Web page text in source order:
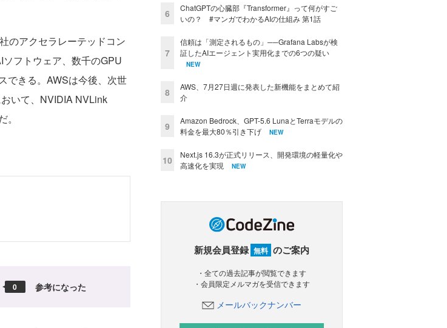
のアクセラレーテッドコン
フトウェア、数千のGPU
できる。AWSは今後、次世
いて、NVIDIA NVLink
0 参考になった
6
ChatGPTの心臓部『Transformer』って何がすご
いの？ #マンガでわかるAIの仕組み 第1話
7
信頼は「測定されるもの」──Grafana Labsが検
証したAIエージェント実用化までの6つの疑い
NEW
8
AWS、7月27日週に発表した新機能をまとめて紹
介
9
Amazon Bedrock、GPT-5.6 LunaとTerraモデルの
料金を最大80％引き下げ
NEW
10
Next.js 16.3が正式リリース、開発環境の軽量化や
高速化を実現
NEW
新規会員登録 無料 のご案内
・全ての過去記事が閲覧できます
・会員限定メルマガを受信できます
メールバックナンバー